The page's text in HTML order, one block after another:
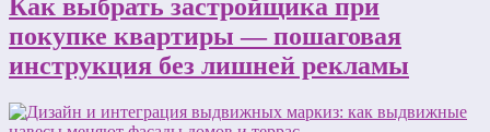
Как выбрать застройщика при
покупке квартиры — пошаговая
инструкция без лишней рекламы